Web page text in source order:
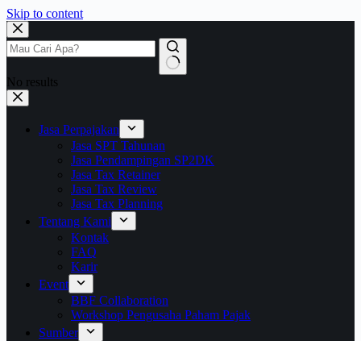
Skip to content
No results
Jasa Perpajakan
Jasa SPT Tahunan
Jasa Pendampingan SP2DK
Jasa Tax Retainer
Jasa Tax Review
Jasa Tax Planning
Tentang Kami
Kontak
FAQ
Karir
Event
BBF Collaboration
Workshop Pengusaha Paham Pajak
Sumber